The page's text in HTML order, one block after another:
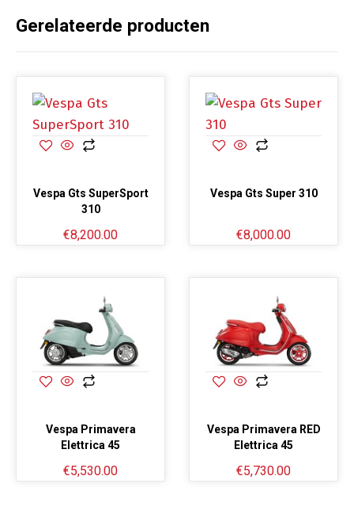
Gerelateerde producten
Vespa Gts SuperSport
310
€8,200.00
Vespa Gts Super 310
€8,000.00
Vespa Primavera
Elettrica 45
€5,530.00
Vespa Primavera RED
Elettrica 45
€5,730.00